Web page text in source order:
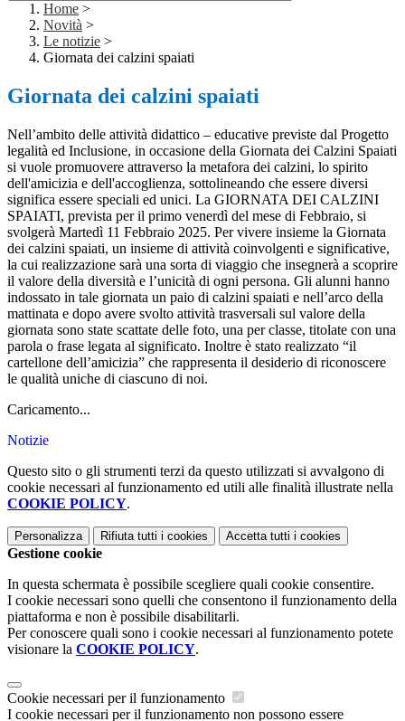
Home >
Novità >
Le notizie >
Giornata dei calzini spaiati
Giornata dei calzini spaiati
Nell’ambito delle attività didattico – educative previste dal Progetto
legalità ed Inclusione, in occasione della Giornata dei Calzini Spaiati
si vuole promuovere attraverso la metafora dei calzini, lo spirito
dell'amicizia e dell'accoglienza, sottolineando che essere diversi
significa essere speciali ed unici. La GIORNATA DEI CALZINI
SPAIATI, prevista per il primo venerdì del mese di Febbraio, si
svolgerà Martedì 11 Febbraio 2025. Per vivere insieme la Giornata
dei calzini spaiati, un insieme di attività coinvolgenti e significative,
la cui realizzazione sarà una sorta di viaggio che insegnerà a scoprire
il valore della diversità e l’unicità di ogni persona. Gli alunni hanno
indossato in tale giornata un paio di calzini spaiati e nell’arco della
mattinata e dopo avere svolto attività trasversali sul valore della
giornata sono state scattate delle foto, una per classe, titolate con una
parola o frase legata al significato. Inoltre è stato realizzato “il
cartellone dell’amicizia” che rappresenta il desiderio di riconoscere
le qualità uniche di ciascuno di noi.
Caricamento...
Notizie
Questo sito o gli strumenti terzi da questo utilizzati si avvalgono di
cookie necessari al funzionamento ed utili alle finalità illustrate nella
COOKIE POLICY.
Personalizza Rifiuta tutti i cookies Accetta tutti i cookies
Gestione cookie
In questa schermata è possibile scegliere quali cookie consentire.
I cookie necessari sono quelli che consentono il funzionamento della
piattaforma e non è possibile disabilitarli.
Per conoscere quali sono i cookie necessari al funzionamento potete
visionare la COOKIE POLICY.
Cookie necessari per il funzionamento
I cookie necessari per il funzionamento non possono essere